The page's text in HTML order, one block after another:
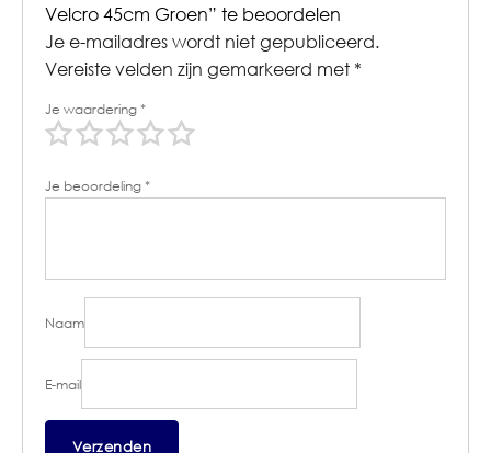
Velcro 45cm Groen” te beoordelen
Je e-mailadres wordt niet gepubliceerd.
Vereiste velden zijn gemarkeerd met *
Je waardering*
Je beoordeling*
Naam
E-mail